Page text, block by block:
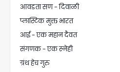
आवडता सण - दिवाळी
प्लास्टिक मुक्त भारत
आई - एक महान दैवत
संगणक - एक स्नेही
ग्रंथ हेच गुरु